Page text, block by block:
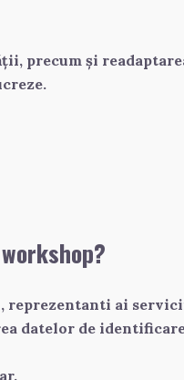
precum și
reprezentanti ai
datelor de